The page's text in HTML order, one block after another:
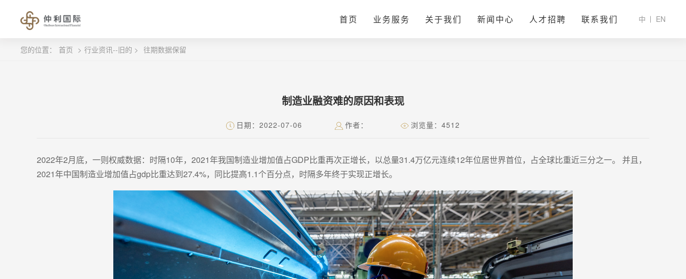
首页 业务服务 关于我们 新闻中心 人才招聘 联系我们 中 EN
您的位置： 首页 > 行业资讯--旧的 > 往期数据保留
制造业融资难的原因和表现
日期：2022-07-06 作者： 浏览量：4512
2022年2月底，一则权威数据：时隔10年，2021年我国制造业增加值占GDP比重再次正增长，以总量31.4万亿元连续12年位居世界首位，占全球比重近三分之一。 并且，
2021年中国制造业增加值占gdp比重达到27.4%，同比提高1.1个百分点，时隔多年终于实现正增长。